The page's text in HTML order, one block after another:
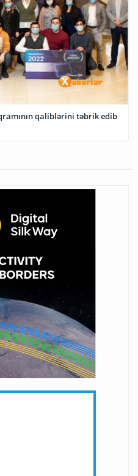
qaliblərini təbrik edib